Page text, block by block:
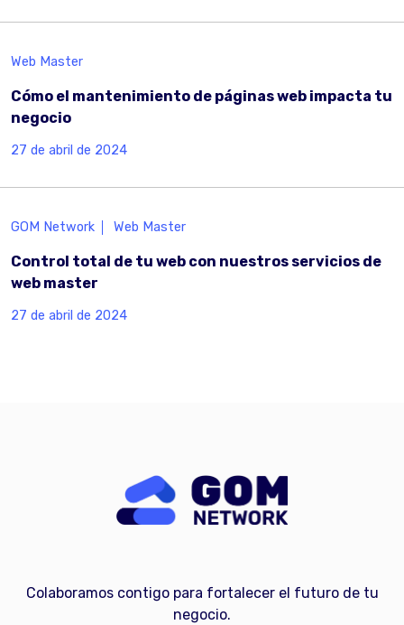
Web Master
Cómo el mantenimiento de páginas web impacta tu
negocio
27 de abril de 2024
GOM Network Web Master
Control total de tu web con nuestros servicios de
web master
27 de abril de 2024
Colaboramos contigo para fortalecer el futuro de tu
negocio.